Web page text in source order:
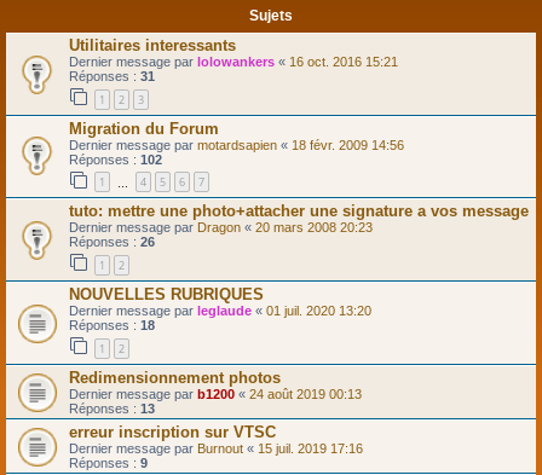
Sujets
Utilitaires interessants
Dernier message par lolowankers « 16 oct. 2016 15:21
Réponses : 31
1 2 3
Migration du Forum
Dernier message par motardsapien « 18 févr. 2009 14:56
Réponses : 102
1 4 5 6 7
tuto: mettre une photo+attacher une signature a vos message
Dernier message par Dragon « 20 mars 2008 20:23
Réponses : 26
1 2
NOUVELLES RUBRIQUES
Dernier message par leglaude « 01 juil. 2020 13:20
Réponses : 18
1 2
Redimensionnement photos
Dernier message par b1200 « 24 août 2019 00:13
Réponses : 13
erreur inscription sur VTSC
Dernier message par Burnout « 15 juil. 2019 17:16
Réponses : 9